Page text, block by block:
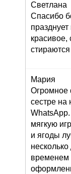
Светлана
Спасибо
Мария
Огромное
сестре на
мягкую
и ягоды
временем